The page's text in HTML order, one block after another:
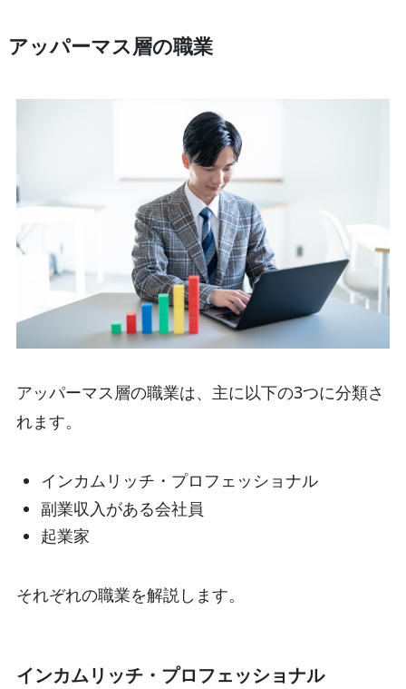
アッパーマス層の職業
アッパーマス層の職業は、主に以下の3つに分類さ
れます。
インカムリッチ・プロフェッショナル
副業収入がある会社員
起業家
それぞれの職業を解説します。
インカムリッチ・プロフェッショナル